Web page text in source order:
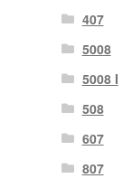
407
5008
5008 Ι
508
607
807